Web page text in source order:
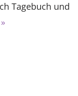
Tagebuch und